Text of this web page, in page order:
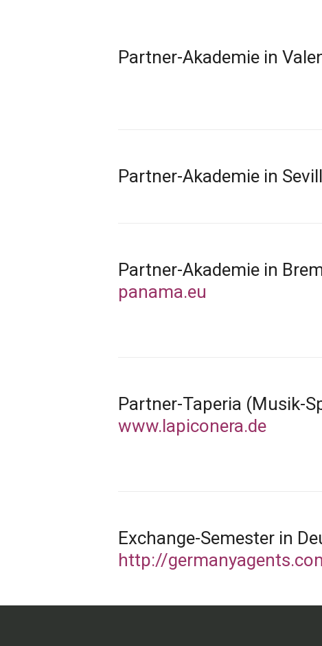
Partner-Akademie in
Partner-Akademie in
Partner-Akademie in
panama.eu
Partner-Taperia (Musik-
www.lapiconera.de
Exchange-Semester in
http://